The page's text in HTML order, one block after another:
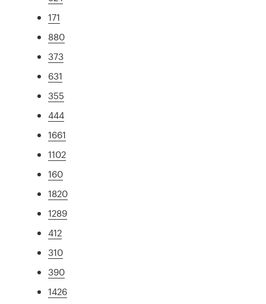
171
880
373
631
355
444
1661
1102
160
1820
1289
412
310
390
1426